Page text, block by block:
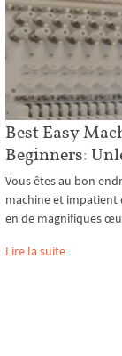
Best Easy
Beginners:
Vous êtes au bon
machine et
en de magnifiques
Lire la suite